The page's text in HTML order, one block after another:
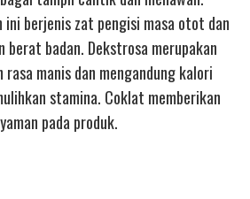
ini berjenis zat pengisi masa otot dan
berat badan. Dekstrosa merupakan
rasa manis dan mengandung kalori
stamina. Coklat memberikan
pada produk.